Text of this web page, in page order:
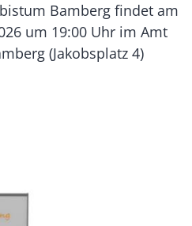
Bamberg findet am
um 19:00 Uhr im Amt
(Jakobsplatz 4)